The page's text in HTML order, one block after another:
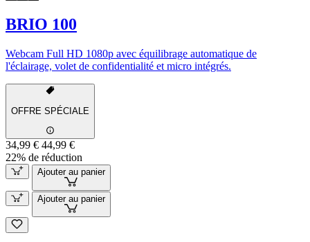
BRIO 100
Webcam Full HD 1080p avec équilibrage automatique de
l'éclairage, volet de confidentialité et micro intégrés.
OFFRE SPÉCIALE
34,99 € 44,99 €
22% de réduction
Ajouter au panier
Ajouter au panier